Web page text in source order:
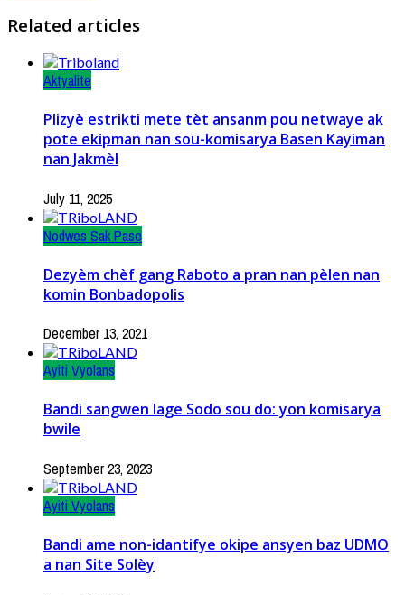
Related articles
Aktyalite
Plizyè estrikti mete tèt ansanm pou netwaye ak
pote ekipman nan sou-komisarya Basen Kayiman
nan Jakmèl
July 11, 2025
Nodwes Sak Pase
Dezyèm chèf gang Raboto a pran nan pèlen nan
komin Bonbadopolis
December 13, 2021
Ayiti Vyolans
Bandi sangwen lage Sodo sou do: yon komisarya
bwile
September 23, 2023
Ayiti Vyolans
Bandi ame non-idantifye okipe ansyen baz UDMO
a nan Site Solèy